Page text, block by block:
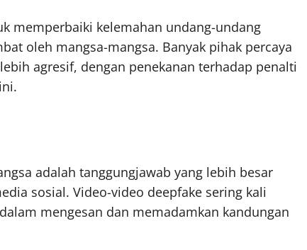
memperbaiki kelemahan undang-undang
oleh mangsa-mangsa. Banyak pihak percaya
agresif, dengan penekanan terhadap penalti
adalah tanggungjawab yang lebih besar
sosial. Video-video deepfake sering kali
mengesan dan memadamkan kandungan